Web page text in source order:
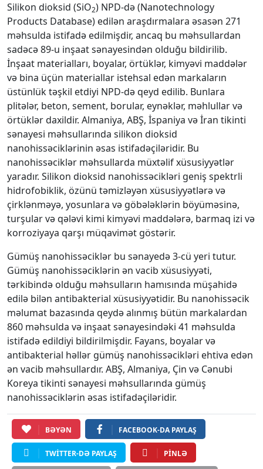
Silikon dioksid (SiO2) NPD-də (Nanotechnology
Products Database) edilən araşdırmalara əsasən 271
məhsulda istifadə edilmişdir, ancaq bu məhsullardan
sadəcə 89-u inşaat sənayesindən olduğu bildirilib.
İnşaat materialları, boyalar, örtüklər, kimyəvi maddələr
və bina üçün materiallar istehsal edən markaların
üstünlük təşkil etdiyi NPD-də qeyd edilib. Bunlara
plitələr, beton, sement, borular, eynəklər, məhlullar və
örtüklər daxildir. Almaniya, ABŞ, İspaniya və İran tikinti
sənayesi məhsullarında silikon dioksid
nanohissəciklərinin əsas istifadəçiləridir. Bu
nanohissəciklər məhsullarda müxtəlif xüsusiyyətlər
yaradır. Silikon dioksid nanohissəcikləri geniş spektrli
hidrofobiklik, özünü təmizləyən xüsusiyyətlərə və
çirklənməyə, yosunlara və göbələklərin böyüməsinə,
turşular və qələvi kimi kimyəvi maddələrə, barmaq izi və
korroziyaya qarşı müqavimət göstərir.
Gümüş nanohissəciklər bu sənayedə 3-cü yeri tutur.
Gümüş nanohissəciklərin ən vacib xüsusiyyəti,
tərkibində olduğu məhsulların hamısında müşahidə
edilə bilən antibakterial xüsusiyyətidir. Bu nanohissəcik
məlumat bazasında qeydə alınmış bütün markalardan
860 məhsulda və inşaat sənayesindəki 41 məhsulda
istifadə edildiyi bildirilmişdir. Fayans, boyalar və
antibakterial həllər gümüş nanohissəcikləri ehtiva edən
ən vacib məhsullardır. ABŞ, Almaniya, Çin və Cənubi
Koreya tikinti sənayesi məhsullarında gümüş
nanohissəciklərin əsas istifadəçiləridir.
BƏYƏN FACEBOOK-DA PAYLAŞ
TWITTER-DƏ PAYLAŞ PINLƏ